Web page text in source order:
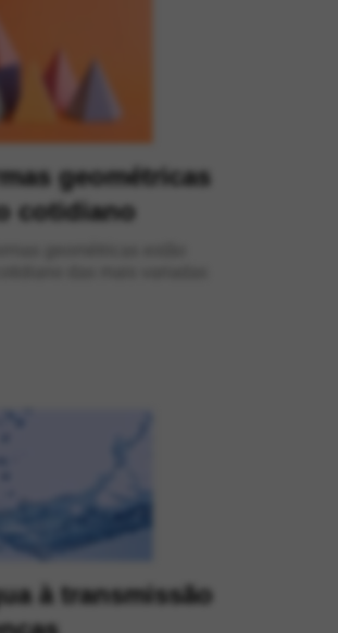
geométricas
cotidiano
à transmissão